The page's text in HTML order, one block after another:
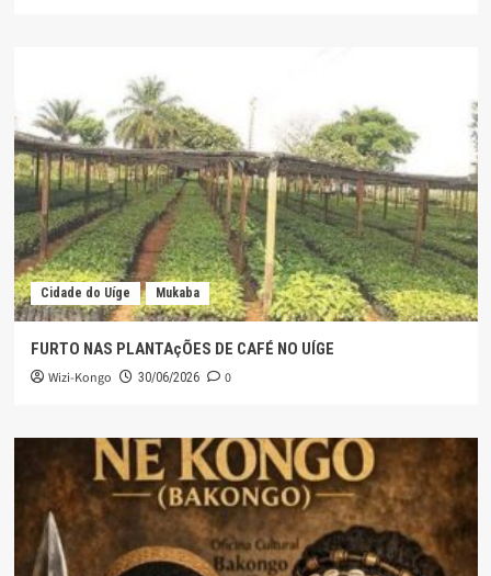
Cidade do Uíge Mukaba
FURTO NAS PLANTAçÕES DE CAFÉ NO UÍGE
Wizi-Kongo 30/06/2026 0